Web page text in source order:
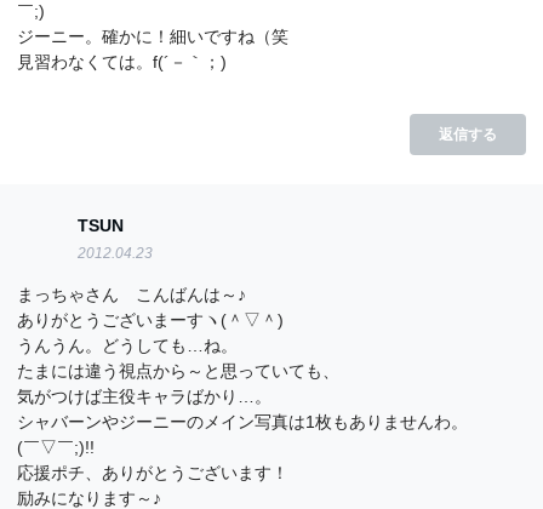
￣;)
ジーニー。確かに！細いですね（笑
見習わなくては。f(´－｀；)
返信する
TSUN
2012.04.23
まっちゃさん こんばんは～♪
ありがとうございまーすヽ(＾▽＾)
うんうん。どうしても…ね。
たまには違う視点から～と思っていても、
気がつけば主役キャラばかり…。
シャバーンやジーニーのメイン写真は1枚もありませんわ。
(￣▽￣;)!!
応援ポチ、ありがとうございます！
励みになります～♪